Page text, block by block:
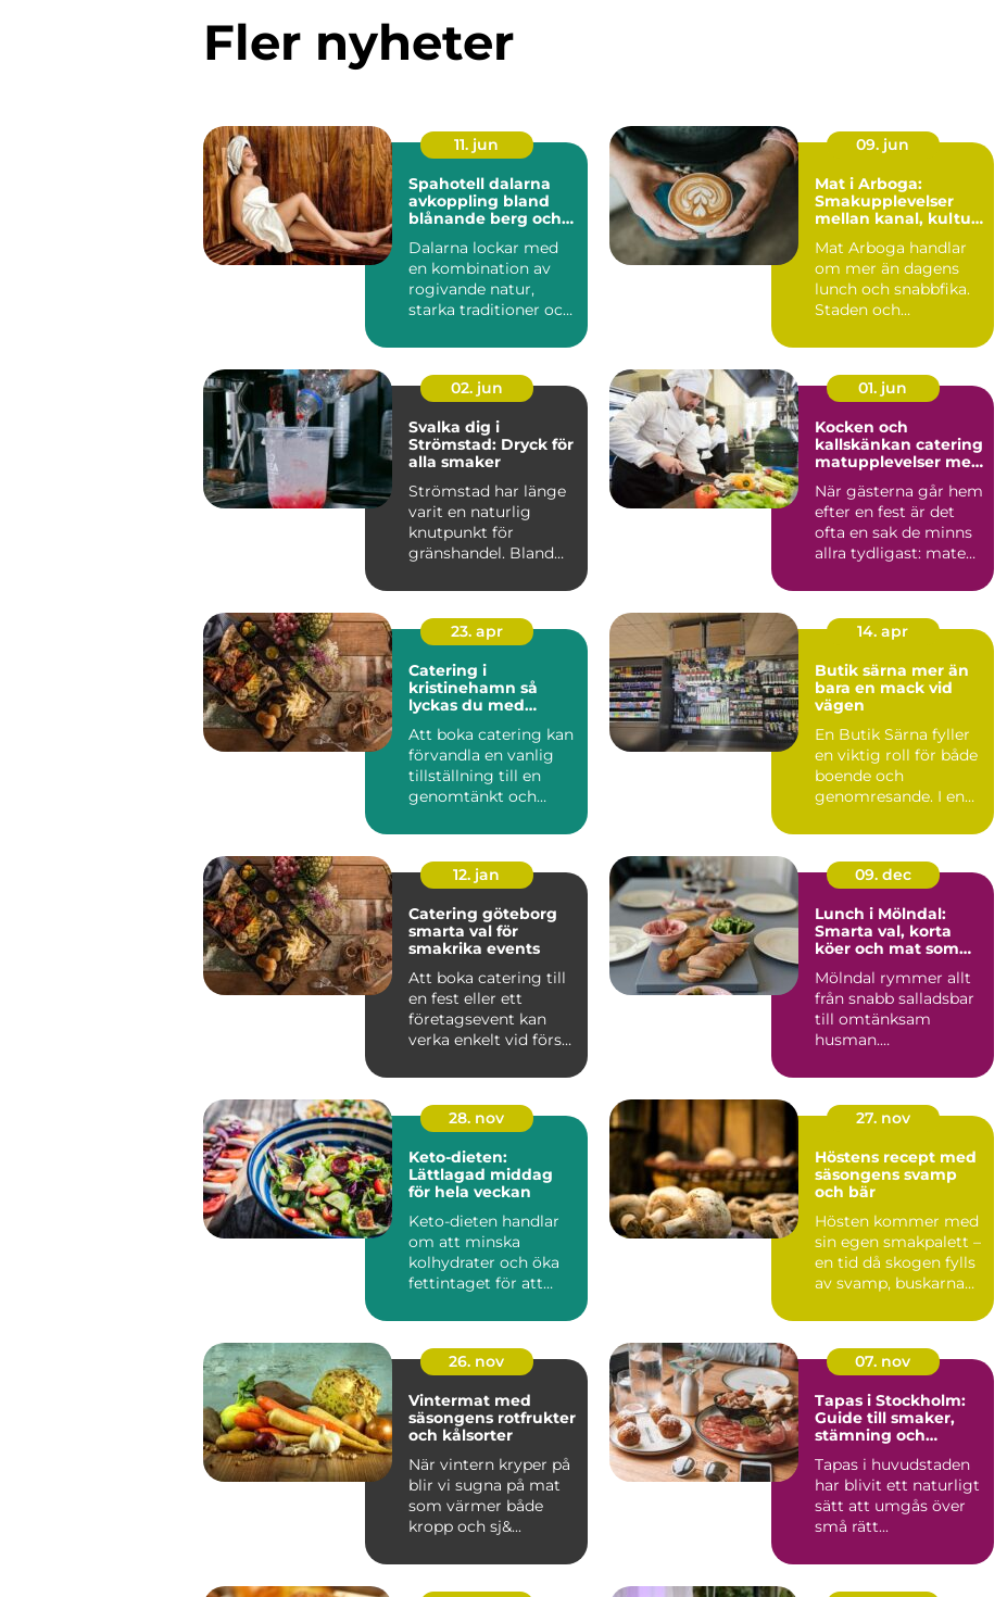
Fler nyheter
11. jun
Spahotell dalarna
avkoppling bland
blånande berg och
Dalarna lockar med
en kombination av
rogivande natur,
starka traditioner och
...
09. jun
Mat i Arboga:
Smakupplevelser
mellan kanal, kultur
Mat Arboga handlar
om mer än dagens
lunch och snabbfika.
Staden och
02. jun
Svalka dig i
Strömstad: Dryck för
alla smaker
Strömstad har länge
varit en naturlig
knutpunkt för
gränshandel. Bland
01. jun
Kocken och
kallskänkan catering
matupplevelser med
När gästerna går hem
efter en fest är det
ofta en sak de minns
allra tydligast: maten.
23. apr
Catering i
kristinehamn så
lyckas du med
Att boka catering kan
förvandla en vanlig
tillställning till en
genomtänkt och
upplevelse...
14. apr
Butik särna mer än
bara en mack vid
vägen
En Butik Särna fyller
en viktig roll för både
boende och
genomresande. I en
avstånden ...
12. jan
Catering göteborg
smarta val för
smakrika events
Att boka catering till
en fest eller ett
företagsevent kan
verka enkelt vid första
09. dec
Lunch i Mölndal:
Smarta val, korta
köer och mat som
Mölndal rymmer allt
från snabb salladsbar
till omtänksam
husman.
28. nov
Keto-dieten:
Lättlagad middag
för hela veckan
Keto-dieten handlar
om att minska
kolhydrater och öka
fettintaget för att
27. nov
Höstens recept med
säsongens svamp
och bär
Hösten kommer med
sin egen smakpalett –
en tid då skogen fylls
av svamp, buskarna
26. nov
Vintermat med
säsongens rotfrukter
och kålsorter
När vintern kryper på
blir vi sugna på mat
som värmer både
kropp och sj&...
07. nov
Tapas i Stockholm:
Guide till smaker,
stämning och
Tapas i huvudstaden
har blivit ett naturligt
sätt att umgås över
små rätt...